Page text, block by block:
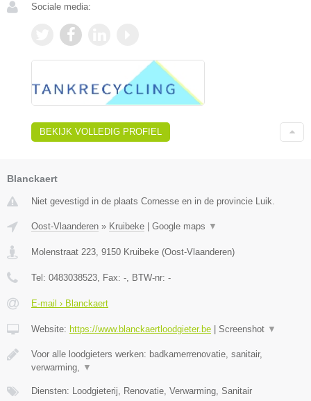
Sociale media:
BEKIJK VOLLEDIG PROFIEL
Blanckaert
Niet gevestigd in de plaats Cornesse en in de provincie Luik.
Oost-Vlaanderen » Kruibeke Google maps ▼
Molenstraat 223 9150 Kruibeke (Oost-Vlaanderen)
Tel: 0483038523 , Fax: - , BTW-nr: -
E-mail › Blanckaert
Website: https://www.blanckaertloodgieter.be Screenshot ▼
Voor alle loodgieters werken: badkamerrenovatie, sanitair,
verwarming,
▼
Diensten: Loodgieterij, Renovatie, Verwarming, Sanitair